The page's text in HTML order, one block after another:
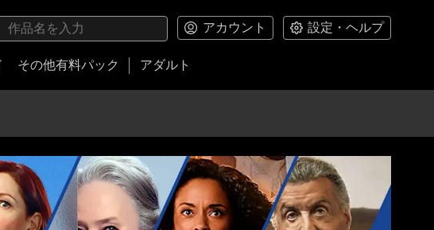
アカウント 設定・ヘルプ
その他有料パック アダルト